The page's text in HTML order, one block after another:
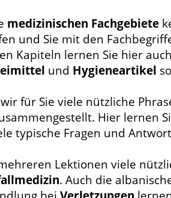
medizinischen Fachgebiete
und Sie mit den
Kapiteln lernen Sie hier
und Hygieneartikel
für Sie viele nützliche
Hier lernen
typische Fragen und
Lektionen viele
. Auch die